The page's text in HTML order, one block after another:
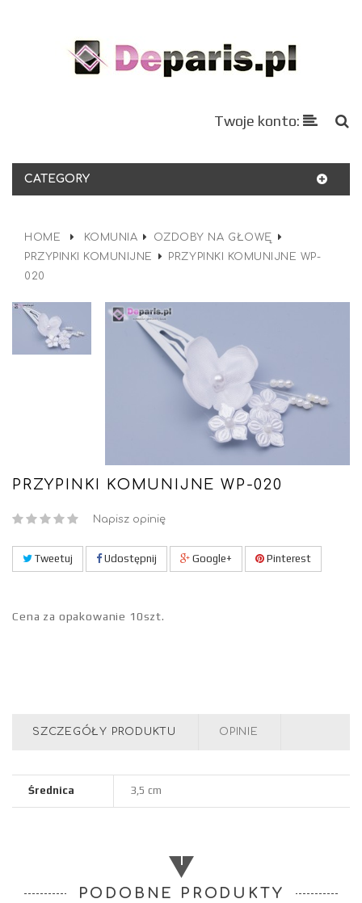
Twoje konto:
CATEGORY
HOME KOMUNIA
OZDOBY NA GŁOWĘ
PRZYPINKI KOMUNIJNE
PRZYPINKI KOMUNIJNE WP-
020
PRZYPINKI KOMUNIJNE WP-020
Napisz opinię
Tweetuj Udostępnij Google+ Pinterest
Cena za opakowanie 10szt.
SZCZEGÓŁY PRODUKTU OPINIE
Średnica 3,5 cm
PODOBNE PRODUKTY